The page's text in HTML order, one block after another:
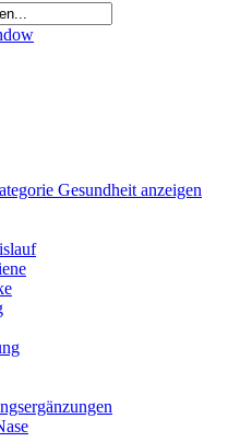
Gesundheit anzeigen